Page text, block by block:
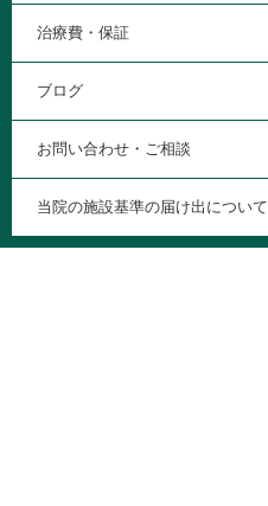
治療費・保証
ブログ
お問い合わせ・ご相談
当院の施設基準の届け出について